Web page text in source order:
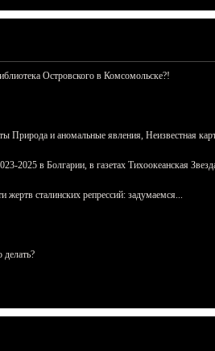
Островского в Комсомольске?!
Природа и аномальные явления, Неизвестная
2025 в Болгарии, в газетах Тихоокеанская
сталинских репрессий: задумаемся...